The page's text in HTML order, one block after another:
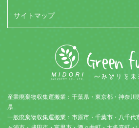
サイトマップ
産業廃棄物収集運搬業：千葉県・東京都・神奈川
県
一般廃棄物収集運搬業：市原市・千葉市・八千代